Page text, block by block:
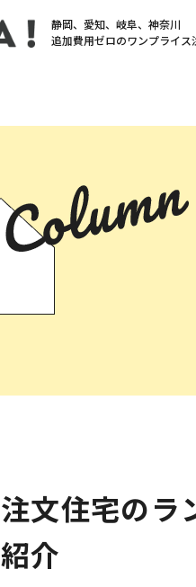
静岡、愛知、岐阜、神奈川
追加費用ゼロのワンプライス
注文住宅のラ
紹介